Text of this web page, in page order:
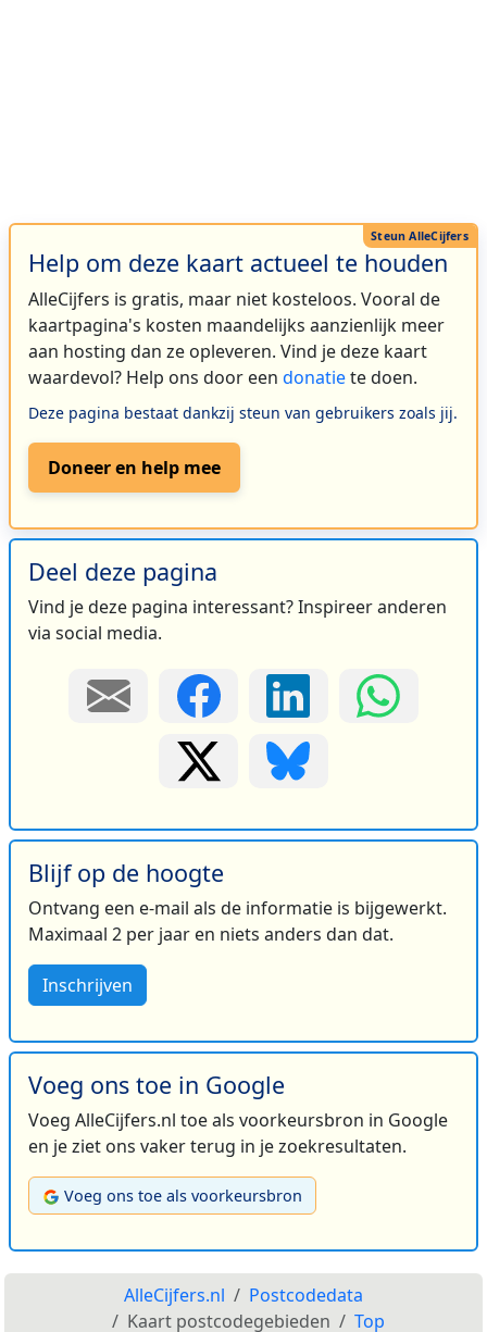
Help om deze kaart actueel te houden
AlleCijfers is gratis, maar niet kosteloos. Vooral de
kaartpagina's kosten maandelijks aanzienlijk meer
aan hosting dan ze opleveren. Vind je deze kaart
waardevol? Help ons door een donatiete doen.
Deze pagina bestaat dankzij steun van gebruikers zoals jij.
Doneer en help mee
Deel deze pagina
Vind je deze pagina interessant? Inspireer anderen
via social media.
Blijf op de hoogte
Ontvang een e-mail als de informatie is bijgewerkt.
Maximaal 2 per jaar en niets anders dan dat.
Inschrijven
Voeg ons toe in Google
Voeg AlleCijfers.nl toe als voorkeursbron in Google
en je ziet ons vaker terug in je zoekresultaten.
Voeg ons toe als voorkeursbron
AlleCijfers.nl
Postcodedata
Kaart postcodegebieden
Top